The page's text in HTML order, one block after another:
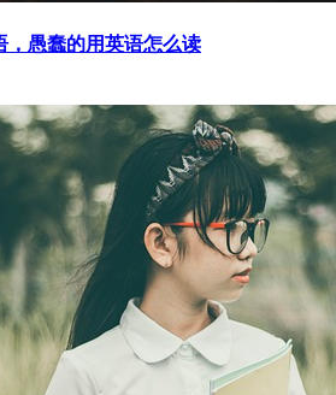
，愚蠢的用英语怎么读